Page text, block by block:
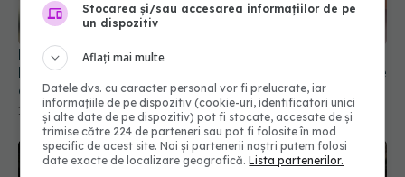
Pas important pentru medicina românească.
Miercurea-Ciuc, rețea internațională de oncologie
alături de mari rețele europene
14 iul 2026, 19:53
Stocarea și/sau accesarea informațiilor de pe
un dispozitiv
Aflați mai multe
Datele dvs. cu caracter personal vor fi prelucrate, iar
informațiile de pe dispozitiv (cookie-uri, identificatori unici
și alte date de pe dispozitiv) pot fi stocate, accesate de și
trimise către 224 de parteneri sau pot fi folosite în mod
specific de acest site. Noi și partenerii noștri putem folosi
date exacte de localizare geografică.Lista partenerilor.